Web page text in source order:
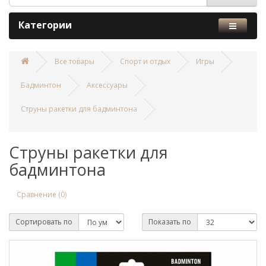
Категории
Все товары Спорт и отдых Игры
Бадминтон Аксессуары
Струны ракетки для бадминтона
Струны ракетки для
бадминтона
Сравнение (0)
Сортировать по Показать по